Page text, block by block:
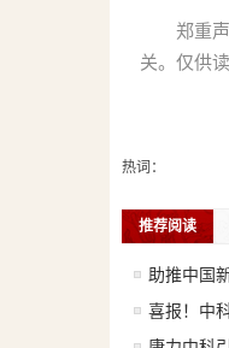
郑重
关。仅供
热词：
推荐阅读
助推中国
喜报！中